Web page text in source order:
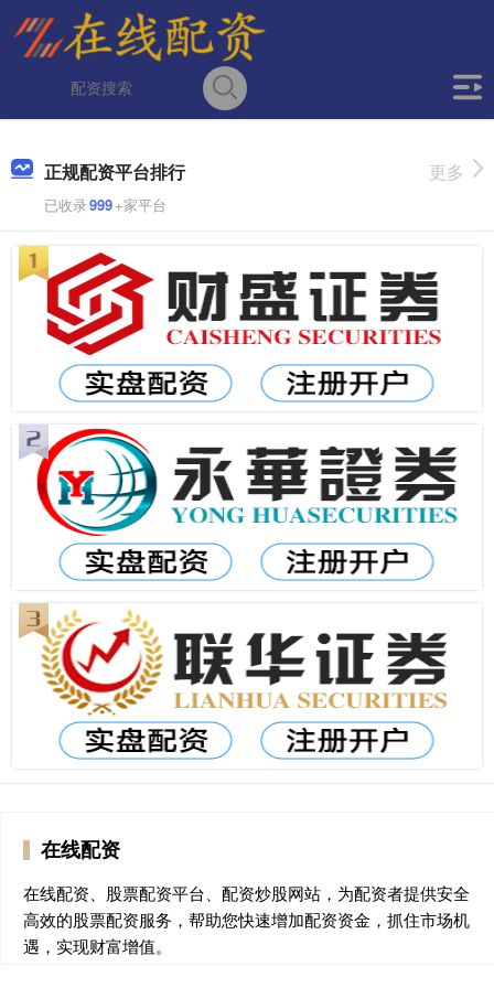
正规配资平台排行
已收录999+家平台
更多
在线配资
在线配资、股票配资平台、配资炒股网站，为配资者提供安全
高效的股票配资服务，帮助您快速增加配资资金，抓住市场机
遇，实现财富增值。